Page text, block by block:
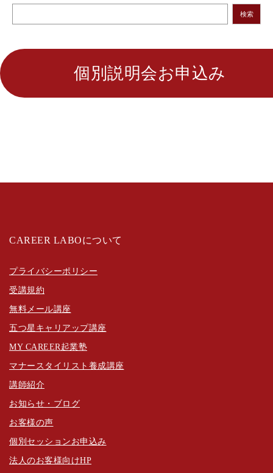
検索
個別説明会お申込み
CAREER LABOについて
プライバシーポリシー
受講規約
無料メール講座
五つ星キャリアップ講座
MY CAREER起業塾
マナースタイリスト養成講座
講師紹介
お知らせ・ブログ
お客様の声
個別セッションお申込み
法人のお客様向けHP